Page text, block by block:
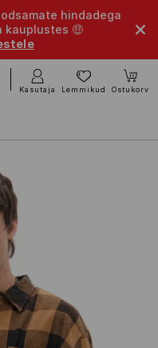
hindadega
kauplustes 🤑
Kasutaja Lemmikud Ostukorv